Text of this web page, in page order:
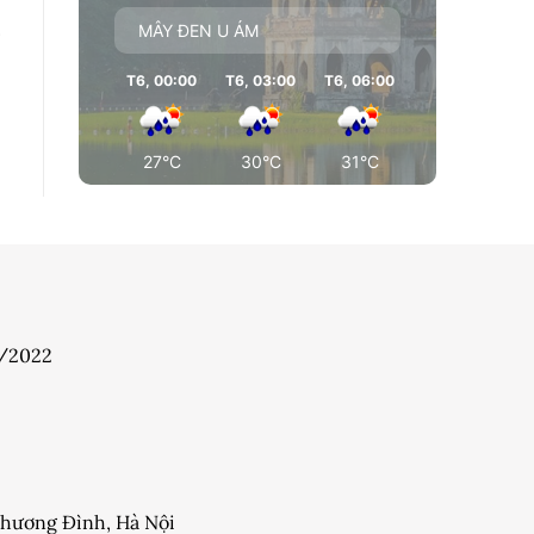
MÂY ĐEN U ÁM
T6, 00:00
27°C
T6, 03:00
30°C
T6, 06:00
31°C
2022
Đình, Hà Nội